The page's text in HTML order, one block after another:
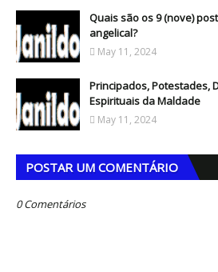
Quais são os 9 (nove)
angelical?
May 11, 2024
Principados, Potestades,
Espirituais da Maldade
May 11, 2024
POSTAR UM COMENTÁRIO
0 Comentários